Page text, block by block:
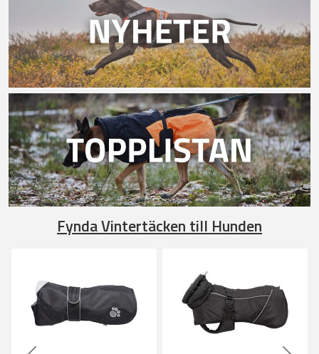
Fynda Vintertäcken till Hunden